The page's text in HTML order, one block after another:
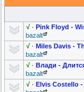
√ · Pink Floyd -
bazalt
√ · Miles Davis -
bazalt
√ · Влади -
bazalt
√ · Elvis Costello -